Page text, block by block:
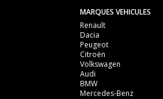
MARQUES VEHICULES
Renault
Dacia
Peugeot
Citroën
Volkswagen
Audi
BMW
Mercedes-Benz